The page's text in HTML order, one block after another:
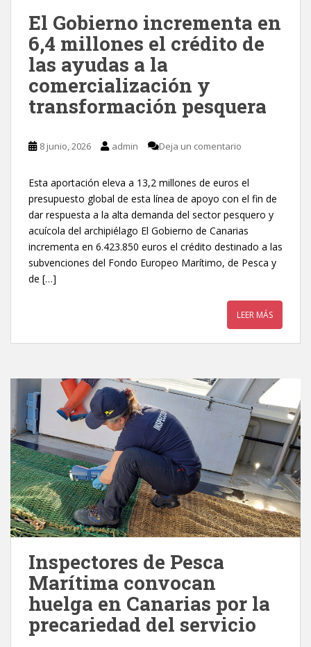
El Gobierno incrementa en
6,4 millones el crédito de
las ayudas a la
comercialización y
transformación pesquera
8 junio, 2026 admin Deja un comentario
Esta aportación eleva a 13,2 millones de euros el
presupuesto global de esta línea de apoyo con el fin de
dar respuesta a la alta demanda del sector pesquero y
acuícola del archipiélago El Gobierno de Canarias
incrementa en 6.423.850 euros el crédito destinado a las
subvenciones del Fondo Europeo Marítimo, de Pesca y
de […]
LEER MÁS
Inspectores de Pesca
Marítima convocan
huelga en Canarias por la
precariedad del servicio